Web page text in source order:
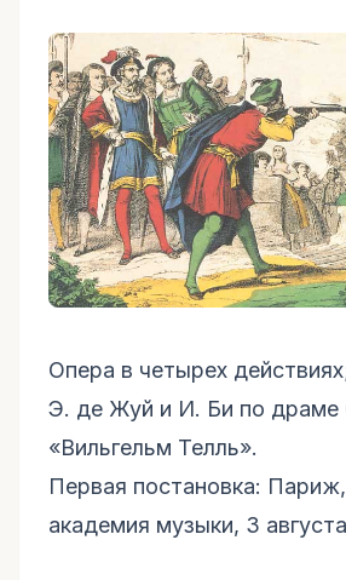
Опера в четырех
Э. де Жуй и И. Би по
«Вильгельм Телль».
Первая постановка:
академия музыки, 3